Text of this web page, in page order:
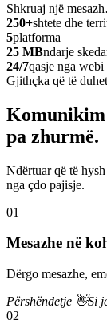
Shkruaj një
250+shtete dhe
5platforma
25 MBndarje
24/7qasje nga webi
Gjithçka që të duhet
pa zhurmë.
Ndërtuar që të
nga çdo pajisje.
01
Mesazhe në
Dërgo mesazhe,
Përshëndetje 👋Si
02